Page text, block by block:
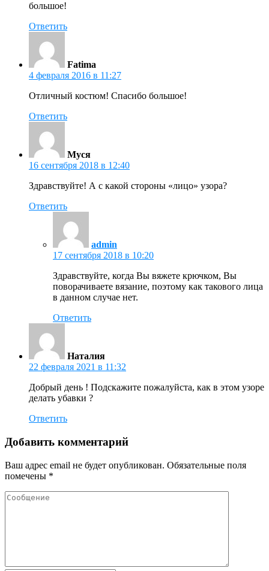
большое!
Ответить
Fatima
4 февраля 2016 в 11:27
Отличный костюм! Спасибо большое!
Ответить
Муся
16 сентября 2018 в 12:40
Здравствуйте! А с какой стороны «лицо» узора?
Ответить
admin
17 сентября 2018 в 10:20
Здравствуйте, когда Вы вяжете крючком, Вы
поворачиваете вязание, поэтому как такового лица
в данном случае нет.
Ответить
Наталия
22 февраля 2021 в 11:32
Добрый день ! Подскажите пожалуйста, как в этом узоре
делать убавки ?
Ответить
Добавить комментарий
Ваш адрес email не будет опубликован. Обязательные поля
помечены *